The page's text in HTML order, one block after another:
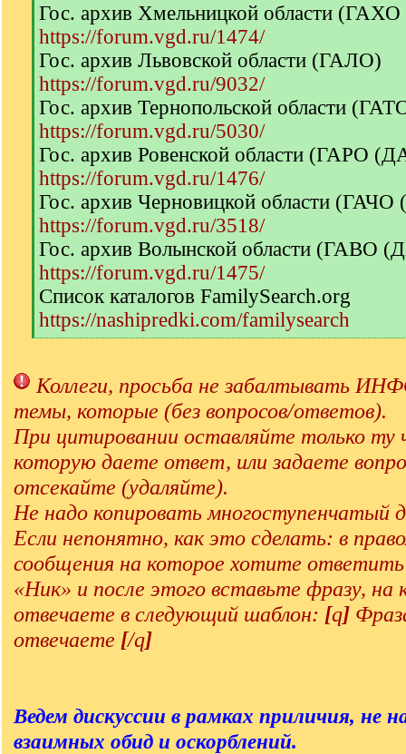
[
q
]
Гос. архив Хмельницкой области
https://forum.vgd.ru/1474/
Гос. архив Львовской области (ГАЛО)
https://forum.vgd.ru/9032/
Гос. архив Тернопольской области
https://forum.vgd.ru/5030/
Гос. архив Ровенской области (ГАРО
https://forum.vgd.ru/1476/
Гос. архив Черновицкой области
https://forum.vgd.ru/3518/
Гос. архив Волынской области (ГАВО
https://forum.vgd.ru/1475/
Список каталогов FamilySearch.org
https://nashipredki.com/familysearch
[
]
Коллеги, просьба не забалтывать
темы, которые (без вопросов/ответов).
При цитировании оставляйте только ту
которую даете ответ, или задаете
отсекайте (удаляйте).
Не надо копировать многоступенчатый
Если непонятно, как это сделать: в
сообщения на которое хотите
«Ник» и после этого вставьте фразу, на
отвечаете в следующий шаблон: [q]
отвечаете [/q]
Ведем дискуссии в рамках приличия, не
взаимных обид и оскорблений.